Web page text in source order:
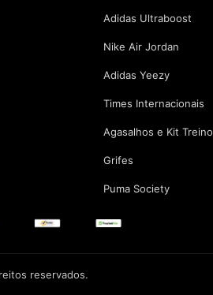
Adidas Ultraboost
Nike Air Jordan
Adidas Yeezy
Times Internacionais
Agasalhos e Kit Treino
Grifes
Puma Society
reservados.